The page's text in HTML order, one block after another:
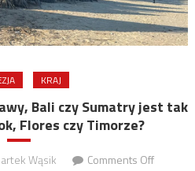
KRAJ
Bali czy Sumatry jest tak
Flores czy Timorze?
Wąsik Comments Offon